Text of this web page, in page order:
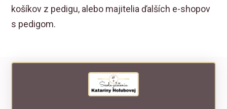
košíkov z pedigu, alebo majitelia ďalších e-shopov
s pedigom.